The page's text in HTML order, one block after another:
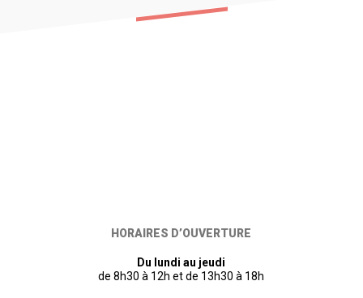
HORAIRES D’OUVERTURE
Du lundi au jeudi
de 8h30 à 12h et de 13h30 à 18h